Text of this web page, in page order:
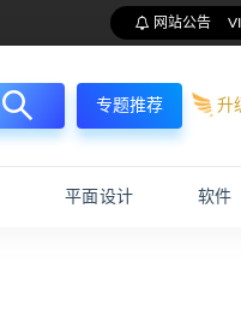
网站公告
专题推荐 升
平面设计 软件